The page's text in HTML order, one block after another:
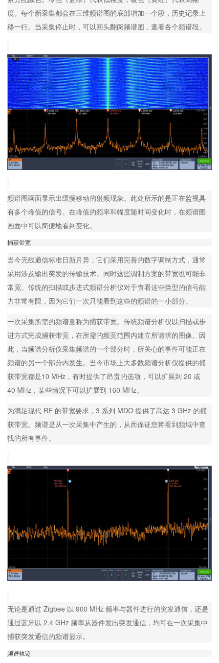
度。每个新采集都会在三维频谱图的底部增加一个段，历史记录上
移一行。当采集停止时，可以回头翻阅频谱图，查看各个频谱段。
频谱图画面显示出缓慢移动的射频现象。此处所示的是正在监视具
有多个峰值的信号。在峰值的频率和幅度随时间变化时，在频谱图
画面中可以简便地看到变化。
捕获带宽
当今无线通信标准日新月异，它们采用完善的数字调制方式，通常
采用涉及输出突发的传输技术。同时这些调制方案的带宽也可能非
常宽。传统的扫描或步进式频谱分析仪对于查看这些类型的信号能
力非常有限，因为它们一次只能看到这些的频谱的一小部分。
一次采集所需的频谱量称为捕获带宽。传统频谱分析仪以扫描或步
进方式完成捕获带宽，在所需的频宽范围内建立所请求的图像。因
此，当频谱分析仪采集频谱的一个部分时，所关心的事件可能正在
频谱的另一个部分内发生。当今市场上大多数频谱分析仪提供的捕
获带宽都是10 MHz，有时提供了昂贵的选项，可以扩展到 20 或
40 MHz，某些情况下可以扩展到 160 MHz。
为满足现代 RF 的带宽要求，3 系列 MDO 提供了高达 3 GHz 的捕
获带宽。频谱是从一次采集中产生的，从而保证您将看到频域中查
找的所有事件。
无论是通过 Zigbee 以 900 MHz 频率与器件进行的突发通信，还是
通过蓝牙以 2.4 GHz 频率从器件发出突发通信，均可在一次采集中
捕获突发通信的频谱显示。
频谱轨迹